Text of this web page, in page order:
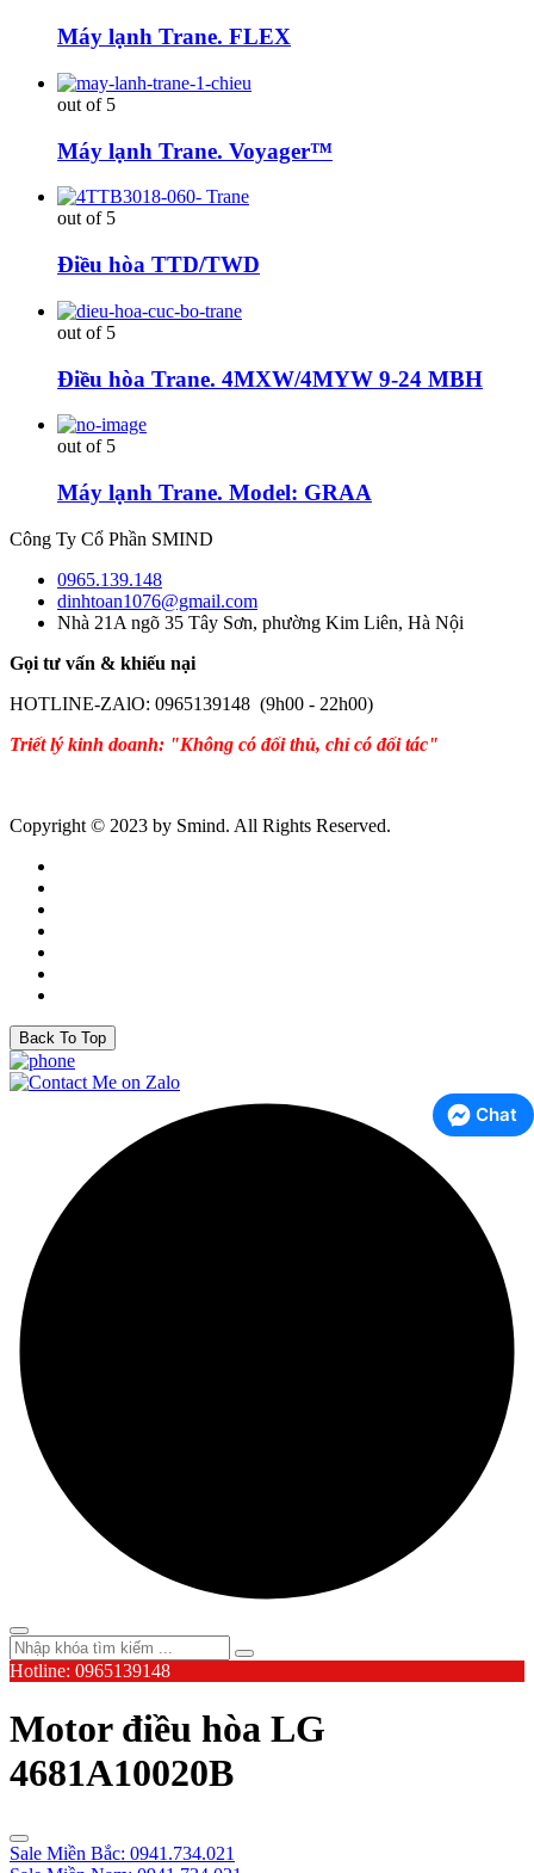
Máy lạnh Trane. FLEX
out of 5
Máy lạnh Trane. Voyager™
out of 5
Điều hòa TTD/TWD
out of 5
Điều hòa Trane. 4MXW/4MYW 9-24 MBH
out of 5
Máy lạnh Trane. Model: GRAA
Công Ty Cổ Phần SMIND
0965.139.148
dinhtoan1076@gmail.com
Nhà 21A ngõ 35 Tây Sơn, phường Kim Liên, Hà Nội
Gọi tư vấn & khiếu nại
HOTLINE-ZAlO: 0965139148 (9h00 - 22h00)
Triết lý kinh doanh: "Không có đối thủ, chỉ có đối tác"
Copyright © 2023 by Smind. All Rights Reserved.
Back To Top
Chat
Hotline: 0965139148
Motor điều hòa LG
4681A10020B
Sale Miền Bắc: 0941.734.021